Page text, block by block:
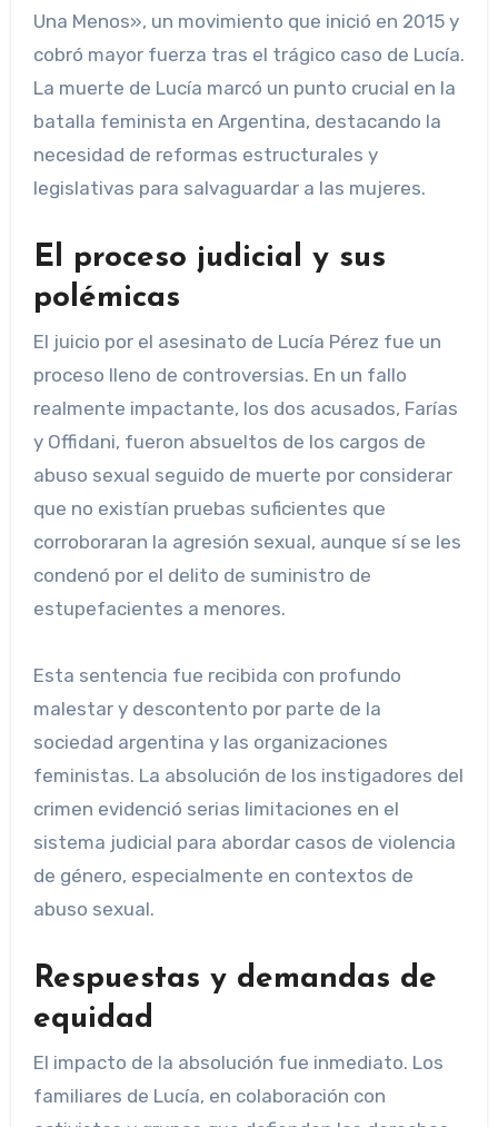
Una Menos», un movimiento que inició en 2015 y
cobró mayor fuerza tras el trágico caso de Lucía.
La muerte de Lucía marcó un punto crucial en la
batalla feminista en Argentina, destacando la
necesidad de reformas estructurales y
legislativas para salvaguardar a las mujeres.
El proceso judicial y sus
polémicas
El juicio por el asesinato de Lucía Pérez fue un
proceso lleno de controversias. En un fallo
realmente impactante, los dos acusados, Farías
y Offidani, fueron absueltos de los cargos de
abuso sexual seguido de muerte por considerar
que no existían pruebas suficientes que
corroboraran la agresión sexual, aunque sí se les
condenó por el delito de suministro de
estupefacientes a menores.
Esta sentencia fue recibida con profundo
malestar y descontento por parte de la
sociedad argentina y las organizaciones
feministas. La absolución de los instigadores del
crimen evidenció serias limitaciones en el
sistema judicial para abordar casos de violencia
de género, especialmente en contextos de
abuso sexual.
Respuestas y demandas de
equidad
El impacto de la absolución fue inmediato. Los
familiares de Lucía, en colaboración con